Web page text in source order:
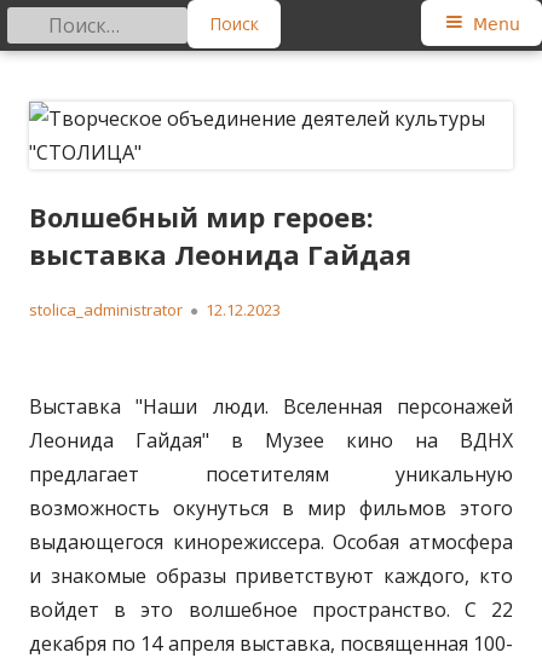
contentдеятелей культуры "СТОЛИЦА"
Primary
Menu
Найти:
Волшебный мир героев:
выставка Леонида Гайдая
Author
stolica_administrator
Published
12.12.2023
Выставка "Наши люди. Вселенная персонажей
Леонида Гайдая" в Музее кино на ВДНХ
предлагает посетителям уникальную
возможность окунуться в мир фильмов этого
выдающегося кинорежиссера. Особая атмосфера
и знакомые образы приветствуют каждого, кто
войдет в это волшебное пространство. С 22
декабря по 14 апреля выставка, посвященная 100-